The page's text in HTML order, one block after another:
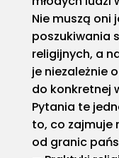
Nie muszą
poszukiwania
religijnych, a
je niezależnie
do konkretnej
Pytania te
to, co zajmuje
od granic